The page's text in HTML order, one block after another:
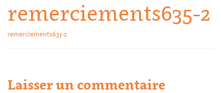
remerciements635-2
remerciements635-2
Laisser un commentaire